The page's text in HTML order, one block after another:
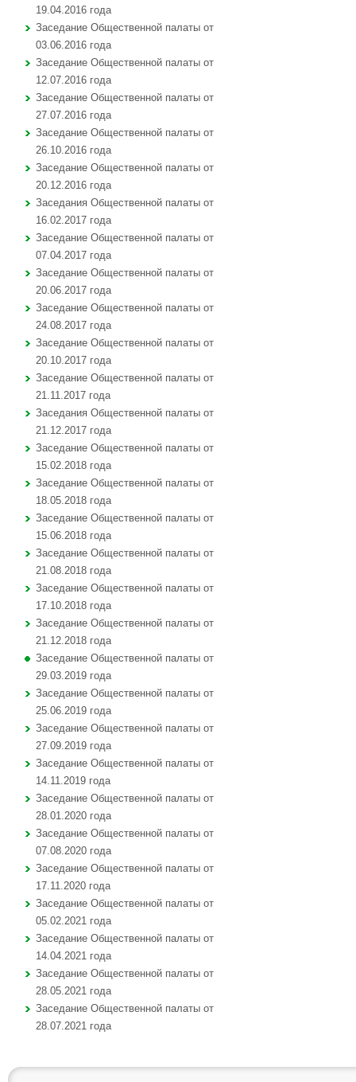
19.04.2016 года
Заседание Общественной палаты от
03.06.2016 года
Заседание Общественной палаты от
12.07.2016 года
Заседание Общественной палаты от
27.07.2016 года
Заседание Общественной палаты от
26.10.2016 года
Заседание Общественной палаты от
20.12.2016 года
Заседания Общественной палаты от
16.02.2017 года
Заседание Общественной палаты от
07.04.2017 года
Заседание Общественной палаты от
20.06.2017 года
Заседание Общественной палаты от
24.08.2017 года
Заседание Общественной палаты от
20.10.2017 года
Заседание Общественной палаты от
21.11.2017 года
Заседания Общественной палаты от
21.12.2017 года
Заседание Общественной палаты от
15.02.2018 года
Заседание Общественной палаты от
18.05.2018 года
Заседание Общественной палаты от
15.06.2018 года
Заседание Общественной палаты от
21.08.2018 года
Заседание Общественной палаты от
17.10.2018 года
Заседание Общественной палаты от
21.12.2018 года
Заседание Общественной палаты от
29.03.2019 года
Заседание Общественной палаты от
25.06.2019 года
Заседание Общественной палаты от
27.09.2019 года
Заседание Общественной палаты от
14.11.2019 года
Заседание Общественной палаты от
28.01.2020 года
Заседание Общественной палаты от
07.08.2020 года
Заседание Общественной палаты от
17.11.2020 года
Заседание Общественной палаты от
05.02.2021 года
Заседание Общественной палаты от
14.04.2021 года
Заседание Общественной палаты от
28.05.2021 года
Заседание Общественной палаты от
28.07.2021 года